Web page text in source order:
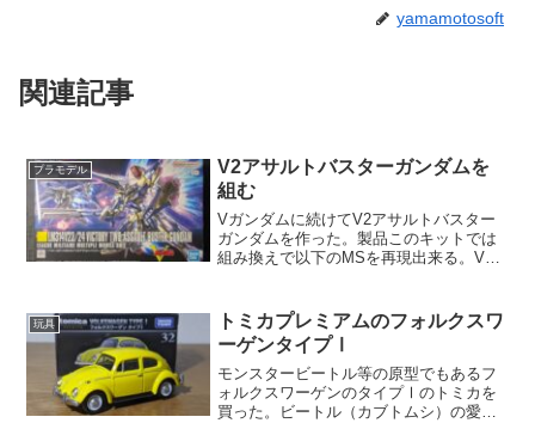
yamamotosoft
関連記事
プラモデル
V2アサルトバスターガンダムを
組む
Vガンダムに続けてV2アサルトバスター
ガンダムを作った。製品このキットでは
組み換えで以下のMSを再現出来る。V2
は無いがノーマルの「V2ガンダム」にも
なる。ただしビ...
玩具
トミカプレミアムのフォルクスワ
ーゲンタイプⅠ
モンスタービートル等の原型でもあるフ
ォルクスワーゲンのタイプⅠのトミカを
買った。ビートル（カブトムシ）の愛称